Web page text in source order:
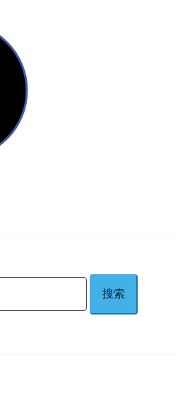
搜索